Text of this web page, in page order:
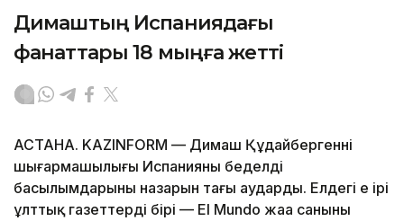
Димаштың Испаниядағы
фанаттары 18 мыңға жетті
АСТАНА. KAZINFORM — Димаш Құдайбергеннің
шығармашылығы Испанияның беделді
басылымдарының назарын тағы аударды. Елдегі ең ірі
ұлттық газеттердің бірі — El Mundo жаңа санының